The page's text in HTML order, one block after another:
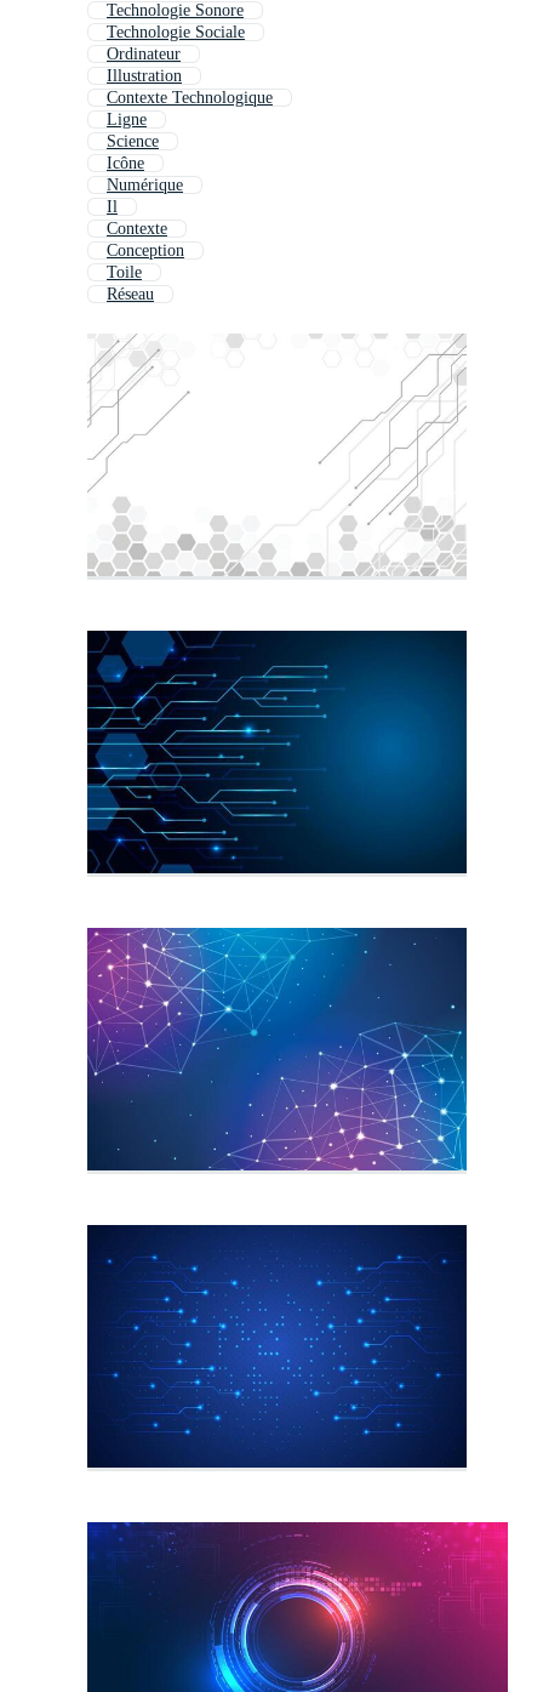
Technologie Sonore
Technologie Sociale
Ordinateur
Illustration
Contexte Technologique
Ligne
Science
Icône
Numérique
Il
Contexte
Conception
Toile
Réseau